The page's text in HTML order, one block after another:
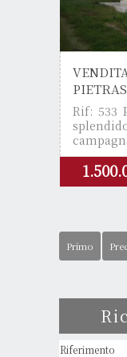
Rif: 533
Primo
Riferimento